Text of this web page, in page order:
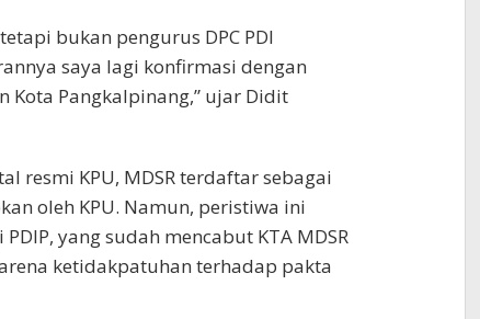
bukan pengurus DPC PDI
saya lagi konfirmasi dengan
Kota Pangkalpinang,” ujar Didit
resmi KPU, MDSR terdaftar sebagai
oleh KPU. Namun, peristiwa ini
yang sudah mencabut KTA MDSR
ketidakpatuhan terhadap pakta